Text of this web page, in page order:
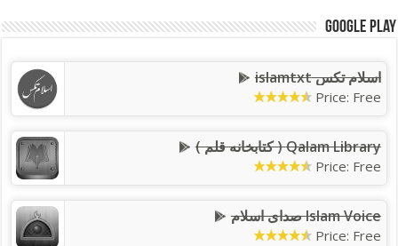
Google Play
اسلام تکس islamtxt
Price: Free
Qalam Library ( کتابخانه قلم )
Price: Free
Islam Voice صدای اسلام
Price: Free